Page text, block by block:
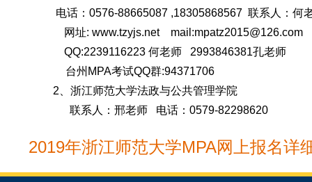
电话：0576-88665087 ,18305868567 联系人：何
网址: www.tzyjs.net mail:mpatz2015@126.com
QQ:2239116223 何老师 2993846381孔老师
台州 MPA考试QQ群:94371706
2、浙江师范大学法政与公共管理学院
联系人：邢老师电话：0579-82298620
2019年浙江师范大学MPA网上报名详